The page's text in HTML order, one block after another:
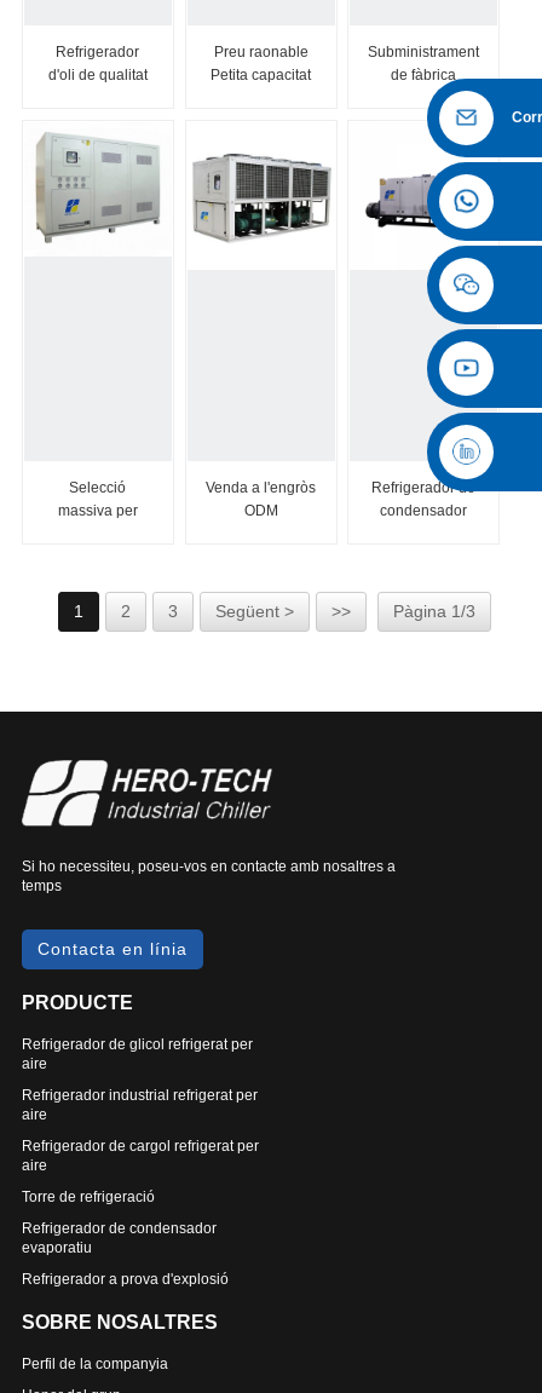
Refrigerador
d'oli de qualitat
Xina
Preu raonable
Petita capacitat
Subministrament
de fàbrica
directament com
a refrigerador
d'aire de 100
tones...
Selecció
massiva per
Venda a l'engròs
ODM
refrigeració...
Refrigerador de
condensador
1 2 3 Següent > >> Pàgina 1/3
Si ho necessiteu, poseu-vos en contacte amb nosaltres a
temps
Contacta en línia
PRODUCTE
Refrigerador de glicol refrigerat per
aire
Refrigerador industrial refrigerat per
aire
Refrigerador de cargol refrigerat per
aire
Torre de refrigeració
Refrigerador de condensador
evaporatiu
Refrigerador a prova d'explosió
SOBRE NOSALTRES
Perfil de la companyia